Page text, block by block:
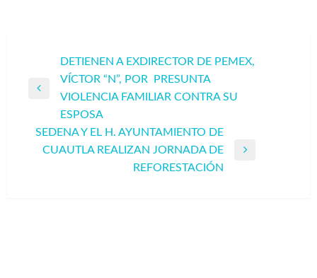
Navegación
de
entradas
Entrada
anterior
DETIENEN A EXDIRECTOR DE PEMEX,
VÍCTOR “N”, POR PRESUNTA
VIOLENCIA FAMILIAR CONTRA SU
ESPOSA
SEDENA Y EL H. AYUNTAMIENTO DE
CUAUTLA REALIZAN JORNADA DE
REFORESTACIÓN